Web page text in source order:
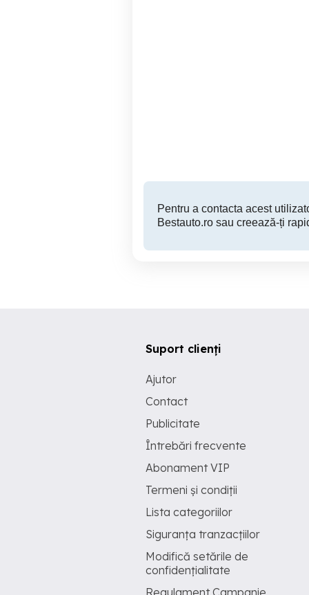
Pentru a contacta acest
Bestauto.ro sau creează-ți
Suport clienți
Ajutor
Contact
Publicitate
Întrebări frecvente
Abonament VIP
Termeni și condiții
Lista categoriilor
Siguranța tranzacțiilor
Modifică setările de
confidențialitate
Regulament Campanie